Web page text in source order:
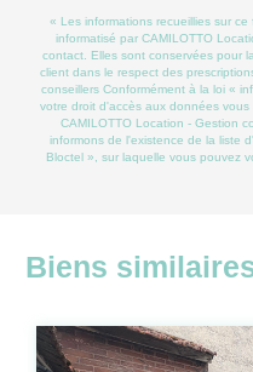
« Les informations recueillies sur
informatisé par CAMILOTTO
contact. Elles sont conservées pour
client dans le respect des
conseillers Conformément à la loi «
votre droit d'accès aux données
CAMILOTTO Location - Gestion
informons de l'existence de la liste
Bloctel », sur laquelle vous pouvez
Biens